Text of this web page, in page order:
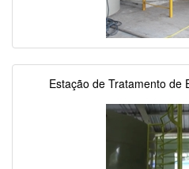
Estação de Tratamento de